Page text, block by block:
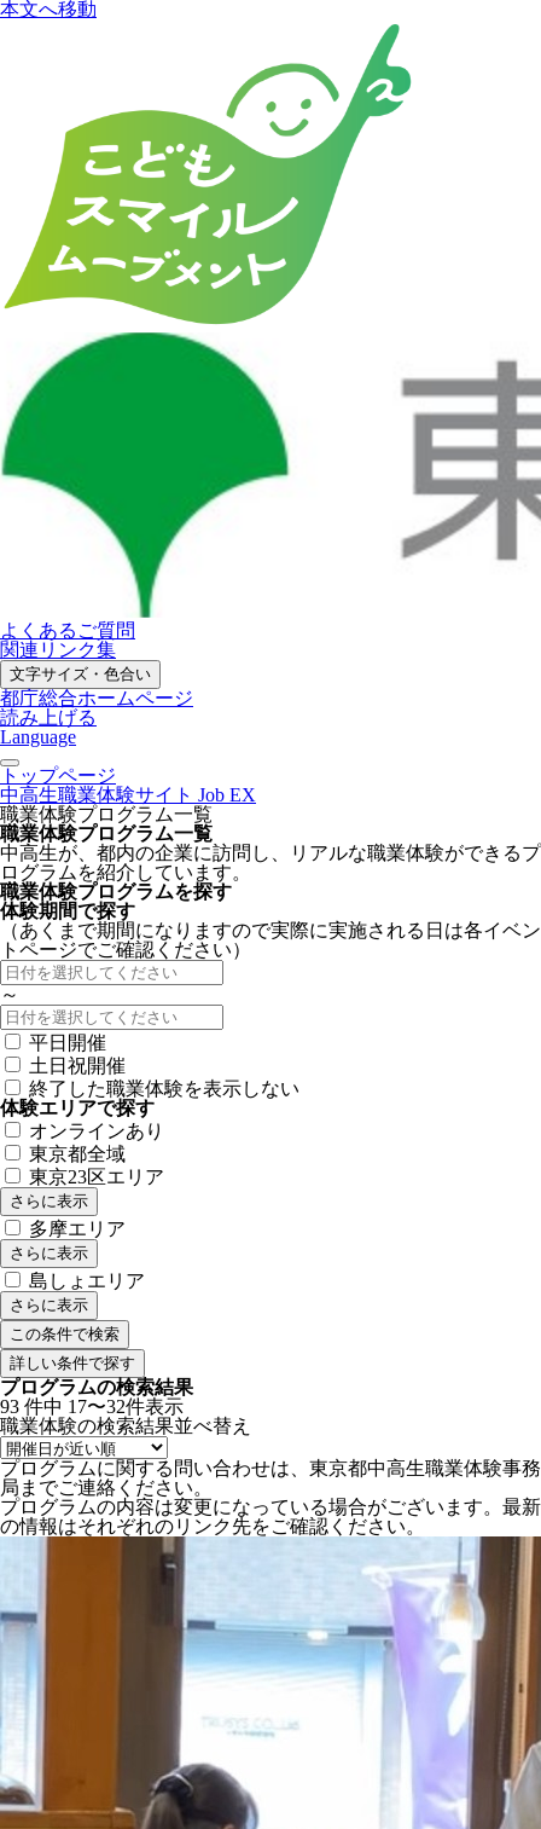
本文へ移動
よくあるご質問
関連リンク集
文字サイズ・色合い
都庁総合ホームページ
読み上げる
Language
トップページ
中高生職業体験サイト Job EX
職業体験プログラム一覧
職業体験プログラム一覧
中高生が、都内の企業に訪問し、リアルな職業体験ができるプ
ログラムを紹介しています。
職業体験プログラムを探す
体験期間で探す
（あくまで期間になりますので実際に実施される日は各イベン
トページでご確認ください）
～
平日開催
土日祝開催
終了した職業体験を表示しない
体験エリアで探す
オンラインあり
東京都全域
東京23区エリア
さらに表示
多摩エリア
さらに表示
島しょエリア
さらに表示
詳しい条件で探す
プログラムの検索結果
93 件中 17〜32件表示
職業体験の検索結果並べ替え
プログラムに関する問い合わせは、東京都中高生職業体験事務
局までご連絡ください。
プログラムの内容は変更になっている場合がございます。最新
の情報はそれぞれのリンク先をご確認ください。